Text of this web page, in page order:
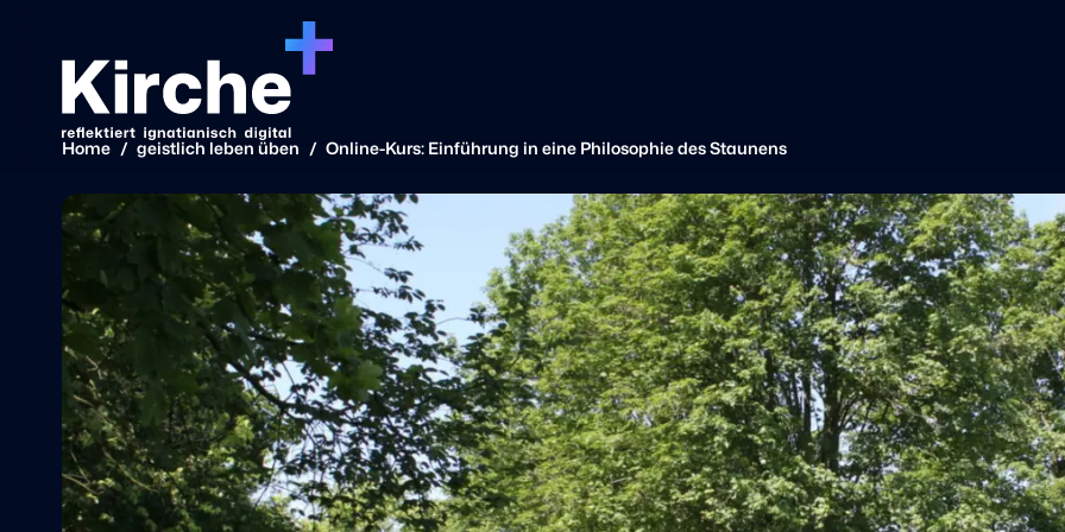
Home / geistlich leben üben / Online-Kurs: Einführung in eine Philosophie des Staunens